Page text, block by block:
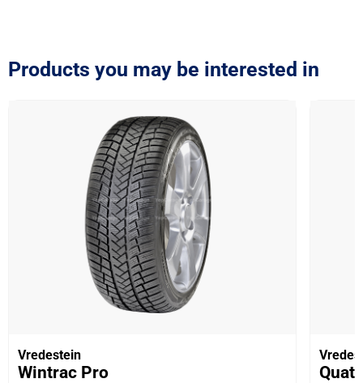
Products you may be interested in
Vredestein
Wintrac Pro